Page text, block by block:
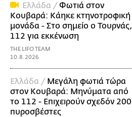
Ελλάδα /Φωτιά στον
Κουβαρά: Κάηκε κτηνοτροφική
μονάδα - Στο σημείο ο Τουρνάς,
112 για εκκένωση
THE LIFO TEAM
10.8.2026
Ελλάδα / Μεγάλη φωτιά τώρα
στον Κουβαρά: Μηνύματα από
το 112 - Επιχειρούν σχεδόν 200
πυροσβέστες